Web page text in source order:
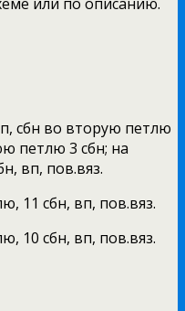
сбн во вторую петлю
петлю 3 сбн; на
вп, пов.вяз.
11 сбн, вп, пов.вяз.
10 сбн, вп, пов.вяз.